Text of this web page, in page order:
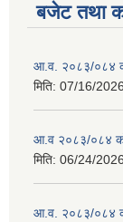
बजेट तथा
आ.व. २०८३/०८४ को
मिति: 07/16/
आ.व २०८३/०८४
मिति: 06/24/
आ.व. २०८३/०८४ को